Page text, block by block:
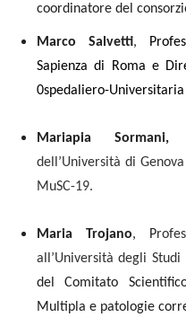
coordinatore del
Marco Salvetti,
Sapienza di Roma e
0spedaliero-Universitaria
Mariapia Sormani,
dell’Università di
MuSC-19.
Maria Trojano, P
all’Università degli
del Comitato
Multipla e patologie